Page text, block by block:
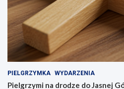
PIELGRZYMKA WYDARZENIA
Pielgrzymi na drodze do Jasnej